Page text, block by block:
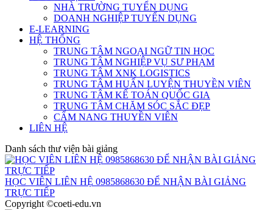
NHÀ TRƯỜNG TUYỂN DỤNG
DOANH NGHIỆP TUYỂN DỤNG
E-LEARNING
HỆ THỐNG
TRUNG TÂM NGOẠI NGỮ TIN HỌC
TRUNG TÂM NGHIỆP VỤ SƯ PHẠM
TRUNG TÂM XNK LOGISTICS
TRUNG TÂM HUẤN LUYỆN THUYỀN VIÊN
TRUNG TÂM KẾ TOÁN QUỐC GIA
TRUNG TÂM CHĂM SÓC SẮC ĐẸP
CẨM NANG THUYỀN VIÊN
LIÊN HỆ
Danh sách thư viện bài giảng
HỌC VIÊN LIÊN HỆ 0985868630 ĐỂ NHẬN BÀI GIẢNG
TRỰC TIẾP
Copyright ©coeti-edu.vn